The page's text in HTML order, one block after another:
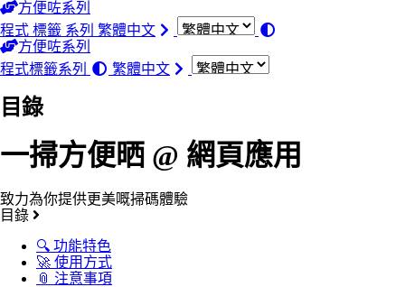
方便咗系列
程式 標籤 系列 繁體中文
方便咗系列
程式標籤系列 繁體中文
目錄
一掃方便晒 @ 網頁應用
致力為你提供更美嘅掃碼體驗
目錄
🔍 功能特色
🚀 使用方式
📎 注意事項